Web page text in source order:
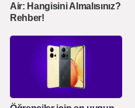
Air: Hangisini Almalısınız?
Rehber!